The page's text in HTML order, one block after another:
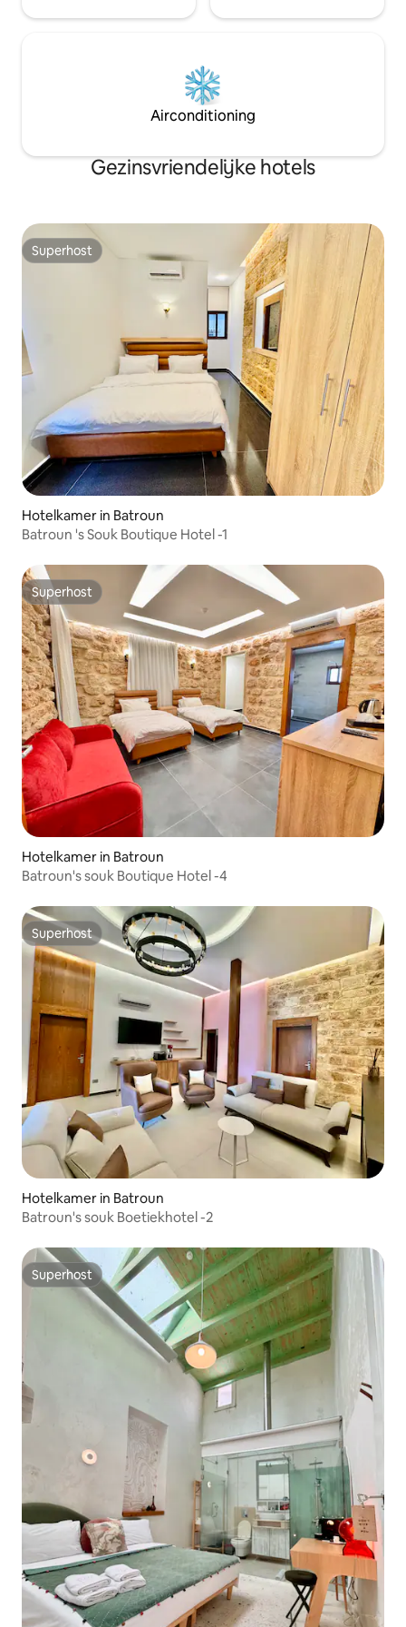
Airconditioning
Gezinsvriendelijke hotels
Superhost
Superhost
Hotelkamer in Batroun
Batroun 's Souk Boutique Hotel -1
Superhost
Superhost
Hotelkamer in Batroun
Batroun's souk Boutique Hotel -4
Superhost
Superhost
Hotelkamer in Batroun
Batroun's souk Boetiekhotel -2
Superhost
Superhost